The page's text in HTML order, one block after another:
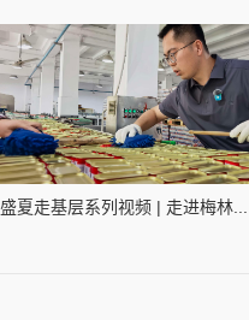
盛夏走基层系列视频 | 走进梅林...